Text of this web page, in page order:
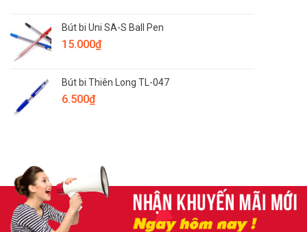
Bút bi Uni SA-S Ball Pen
15.000₫
Bút bi Thiên Long TL-047
6.500₫